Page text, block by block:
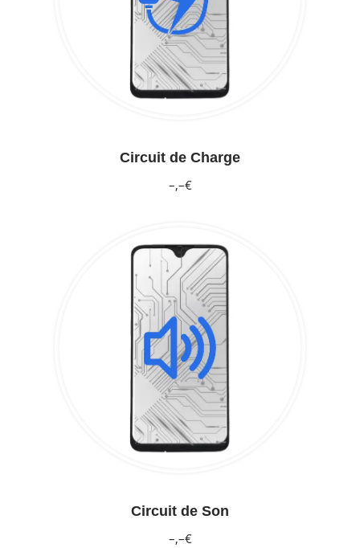
Circuit de Charge
–,–€
Circuit de Son
–,–€